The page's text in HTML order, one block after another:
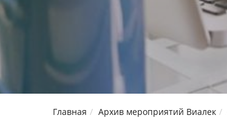
Главная Архив мероприятий Виалек